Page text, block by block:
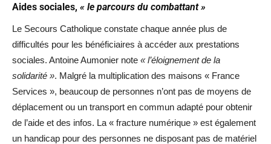
Aides sociales, « le parcours du combattant »
Le Secours Catholique constate chaque année plus de
difficultés pour les bénéficiaires à accéder aux prestations
sociales. Antoine Aumonier note « l’éloignement de la
solidarité ». Malgré la multiplication des maisons « France
Services », beaucoup de personnes n’ont pas de moyens de
déplacement ou un transport en commun adapté pour obtenir
de l’aide et des infos. La « fracture numérique » est également
un handicap pour des personnes ne disposant pas de matériel